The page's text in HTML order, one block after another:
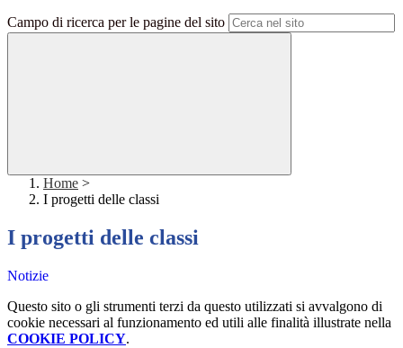
Campo di ricerca per le pagine del sito
Home >
I progetti delle classi
I progetti delle classi
Notizie
Questo sito o gli strumenti terzi da questo utilizzati si avvalgono di
cookie necessari al funzionamento ed utili alle finalità illustrate nella
COOKIE POLICY.